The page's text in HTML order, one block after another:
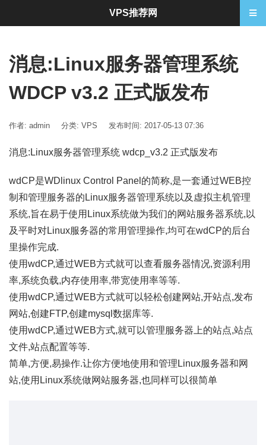
消息:Linux服务器管理系统
WDCP v3.2 正式版发布
作者: admin 分类: VPS 发布时间: 2017-05-13 07:36
消息:Linux服务器管理系统 wdcp_v3.2 正式版发布
wdCP是WDlinux Control Panel的简称,是一套通过WEB控
制和管理服务器的Linux服务器管理系统以及虚拟主机管理
系统,旨在易于使用Linux系统做为我们的网站服务器系统,以
及平时对Linux服务器的常用管理操作,均可在wdCP的后台
里操作完成.
使用wdCP,通过WEB方式就可以查看服务器情况,资源利用
率,系统负载,内存使用率,带宽使用率等等.
使用wdCP,通过WEB方式就可以轻松创建网站,开站点,发布
网站,创建FTP,创建mysql数据库等.
使用wdCP,通过WEB方式,就可以管理服务器上的站点,站点
文件,站点配置等等.
简单,方便,易操作.让你方便地使用和管理Linux服务器和网
站,使用Linux系统做网站服务器,也同样可以很简单
VPS推荐网